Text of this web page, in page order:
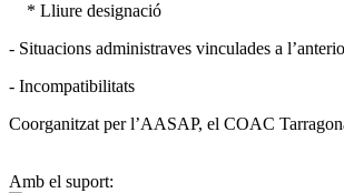
* Lliure designació
- Situacions administraves vinculades a
- Incompatibilitats
Coorganitzat per l’AASAP, el COAC
Amb el suport: